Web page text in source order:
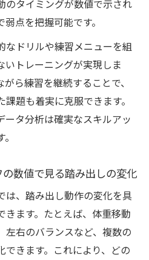
のタイミングが数値で示され
点を把握可能です。
なドリルや練習メニューを組
トレーニングが実現しま
ら練習を継続することで、
題も着実に克服できます。
タ分析は確実なスキルアッ
数値で見る踏み出しの変化
は、踏み出し動作の変化を具
ます。たとえば、体重移動
左右のバランスなど、複数の
きます。これにより、どの